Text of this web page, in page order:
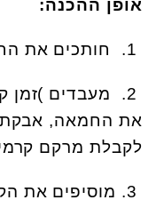
אופן ההכנה:
.1 חותכים את
.2
מעבדים )זמן
את החמאה, אבקת
לקבלת מרקם
.3 מוסיפים את